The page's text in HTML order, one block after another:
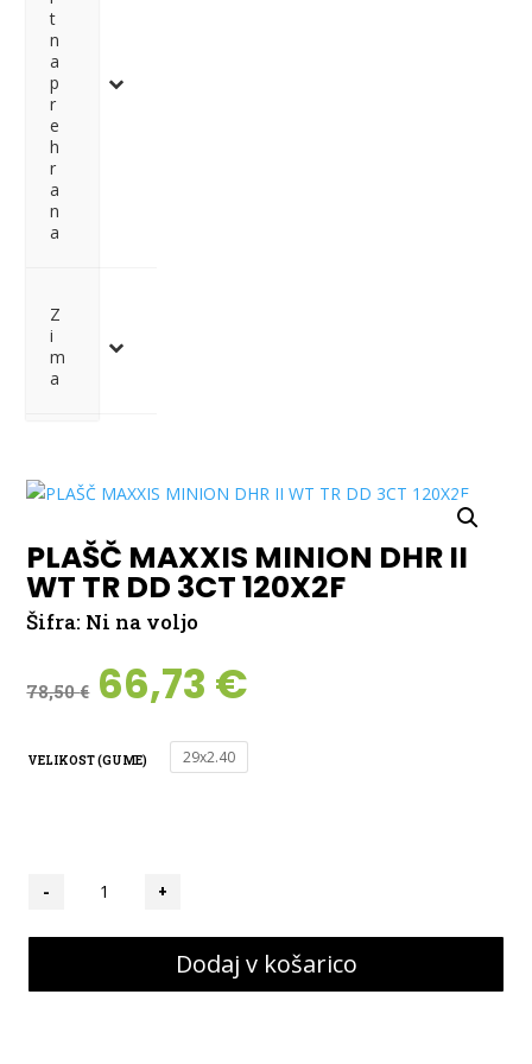
t
n
a
p
r
e
h
r
a
n
a
Z
i
m
a
PLAŠČ MAXXIS MINION DHR II
WT TR DD 3CT 120X2F
Šifra: Ni na voljo
78,50€ Izvirna
cena
bila:
78,50 €.
66,73 €
je:
66,73 €.
VELIKOST (GUME) 29x2.40
-
PLAŠČ
MINION
II
+
Dodaj v košarico